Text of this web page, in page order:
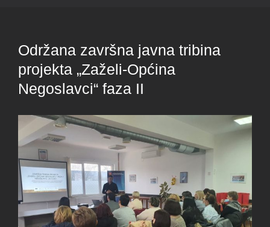
Održana završna javna tribina
projekta „Zaželi-Općina
Negoslavci“ faza II